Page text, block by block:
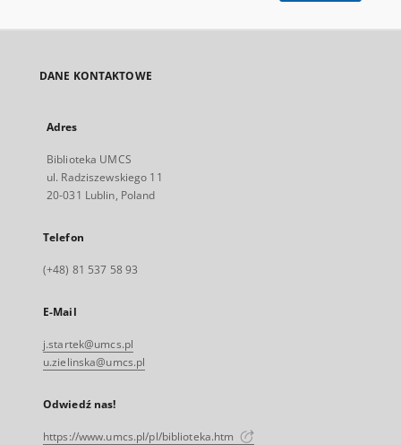
DANE KONTAKTOWE
Adres
Biblioteka UMCS
ul. Radziszewskiego 11
20-031 Lublin, Poland
Telefon
(+48) 81 537 58 93
E-Mail
j.startek@umcs.pl
u.zielinska@umcs.pl
Odwiedź nas!
https://www.umcs.pl/pl/biblioteka.htm